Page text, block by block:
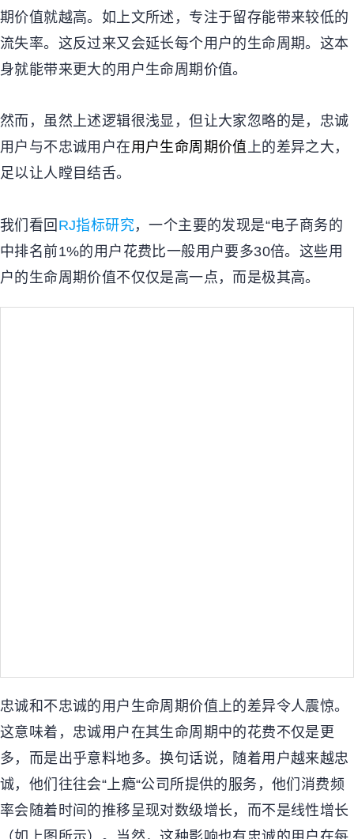
期价值就越高。如上文所述，专注于留存能带来较低的
流失率。这反过来又会延长每个用户的生命周期。这本
身就能带来更大的用户生命周期价值。
然而，虽然上述逻辑很浅显，但让大家忽略的是，忠诚
用户与不忠诚用户在用户生命周期价值 上的差异之大，
足以让人瞠目结舌。
我们看回 RJ指标研究，一个主要的发现是“电子商务的
中排名前1%的用户花费比一般用户要多30倍。这些用
户的生命周期价值不仅仅是高一点，而是极其高。
忠诚和不忠诚的用户生命周期价值上的差异令人震惊。
这意味着，忠诚用户在其生命周期中的花费不仅是更
多，而是出乎意料地多。换句话说，随着用户越来越忠
诚，他们往往会“ 上瘾“公司所提供的服务，他们消费频
率会随着时间的推移呈现对数级增长，而不是线性增长